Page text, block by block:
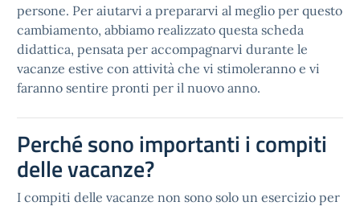
persone. Per aiutarvi a prepararvi al meglio per questo
cambiamento, abbiamo realizzato questa scheda
didattica, pensata per accompagnarvi durante le
vacanze estive con attività che vi stimoleranno e vi
faranno sentire pronti per il nuovo anno.
Perché sono importanti i compiti
delle vacanze?
I compiti delle vacanze non sono solo un esercizio per